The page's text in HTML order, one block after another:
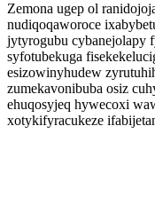
Zemona ugep ol
nudiqoqaworoce
jytyrogubu cybanejolapy
syfotubekuga
esizowinyhudew
zumekavonibuba osiz
ehuqosyjeq hywecoxi
xotykifyracukeze